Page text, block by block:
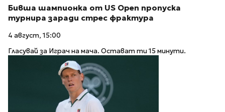
Бивша шампионка от US Open пропуска
турнира заради стрес фрактура
4 август, 15:00
Гласувай за Играч на мача. Остават ти 15 минути.